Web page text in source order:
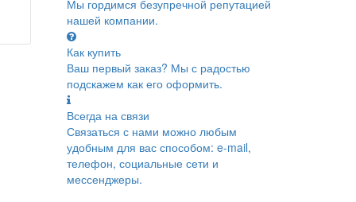
Мы гордимся безупречной репутацией
нашей компании.
Как купить
Ваш первый заказ? Мы с радостью
подскажем как его оформить.
Всегда на связи
Связаться с нами можно любым
удобным для вас способом: e-mail,
телефон, социальные сети и
мессенджеры.